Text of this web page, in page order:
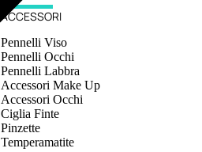
ACCESSORI
Pennelli Viso
Pennelli Occhi
Pennelli Labbra
Accessori Make Up
Accessori Occhi
Ciglia Finte
Pinzette
Temperamatite